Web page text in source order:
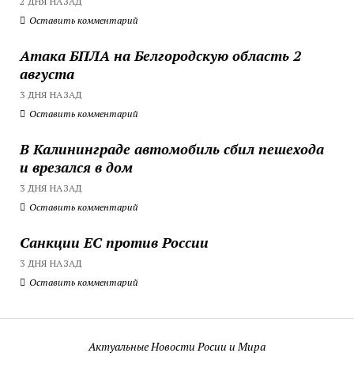
Оставить комментарий
Атака БПЛА на Белгородскую область 2
августа
3 ДНЯ НАЗАД
Оставить комментарий
В Калининграде автомобиль сбил пешехода
и врезался в дом
3 ДНЯ НАЗАД
Оставить комментарий
Санкции ЕС против России
3 ДНЯ НАЗАД
Оставить комментарий
Актуальные Новости Росии и Мира